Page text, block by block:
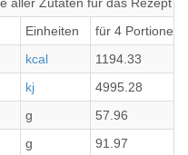
Einheiten
für 4 Portionen
kcal
1194.33
kj
4995.28
g
57.96
g
91.97